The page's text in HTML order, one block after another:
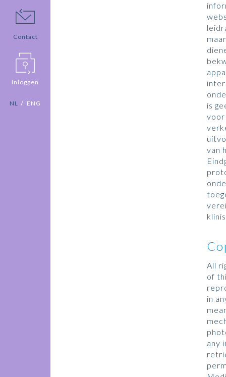
Contact
Inloggen
NL / ENG
is
voor
van
All
of
in
any